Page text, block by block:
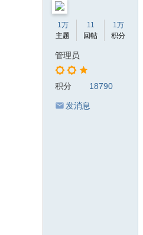
1万
主题
11
回帖
1万
积分
管理员
积分 18790
发消息